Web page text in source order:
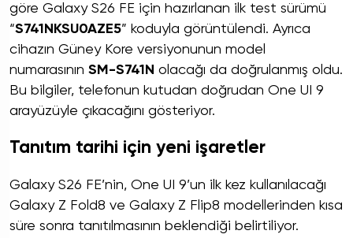
göre Galaxy S26 FE için hazırlanan ilk test sürümü
“S741NKSU0AZE5” koduyla görüntülendi. Ayrıca
cihazın Güney Kore versiyonunun model
numarasının SM-S741N olacağı da doğrulanmış oldu.
Bu bilgiler, telefonun kutudan doğrudan One UI 9
arayüzüyle çıkacağını gösteriyor.
Tanıtım tarihi için yeni işaretler
Galaxy S26 FE’nin, One UI 9’un ilk kez kullanılacağı
Galaxy Z Fold8 ve Galaxy Z Flip8 modellerinden kısa
süre sonra tanıtılmasının beklendiği belirtiliyor.